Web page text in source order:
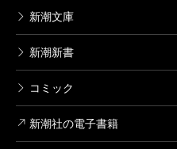
新潮文庫
新潮新書
コミック
新潮社の電子書籍